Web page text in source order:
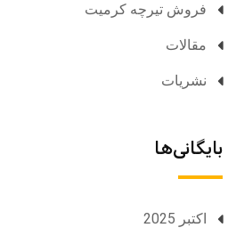
فروش تیرچه کرمیت
مقالات
نشریات
بایگانی‌ها
اکتبر 2025